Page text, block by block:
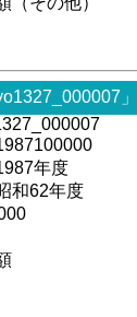
年度
和62年度